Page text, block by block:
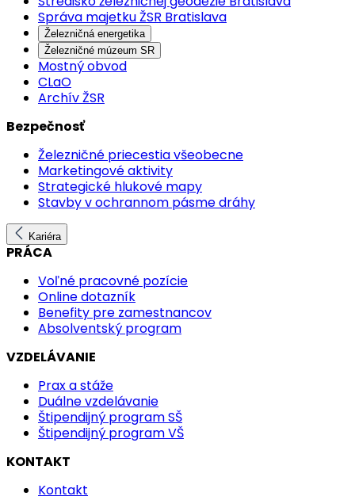
Správa majetku ŽSR Bratislava
Železničná energetika
Železničné múzeum SR
Mostný obvod
CLaO
Archív ŽSR
Bezpečnosť
Železničné priecestia všeobecne
Marketingové aktivity
Strategické hlukové mapy
Stavby v ochrannom pásme dráhy
Kariéra
PRÁCA
Voľné pracovné pozície
Online dotazník
Benefity pre zamestnancov
Absolventský program
VZDELÁVANIE
Prax a stáže
Duálne vzdelávanie
Štipendijný program SŠ
Štipendijný program VŠ
KONTAKT
Kontakt